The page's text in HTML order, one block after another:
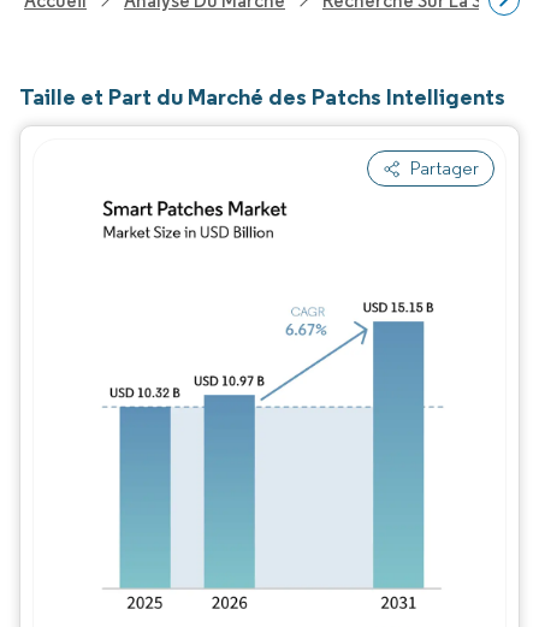
Taille et Part du Marché des Patchs Intelligents
Partager